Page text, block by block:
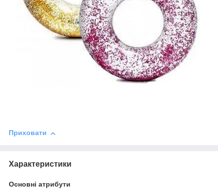
Приховати
Характеристики
Основні атрибути